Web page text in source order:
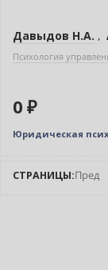
Давыдов Н.А. ,
Психология
0 ₽
Юридическая
СТРАНИЦЫ:Пред